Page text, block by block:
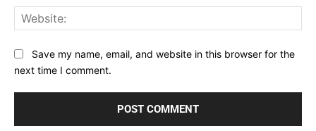
Save my name, email, and website in this browser for the
next time I comment.